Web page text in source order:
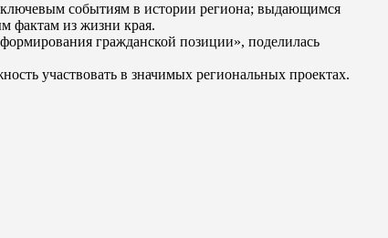
ключевым событиям в истории региона; выдающимся
фактам из жизни края.
гражданской позиции», поделилась
участвовать в значимых региональных проектах.